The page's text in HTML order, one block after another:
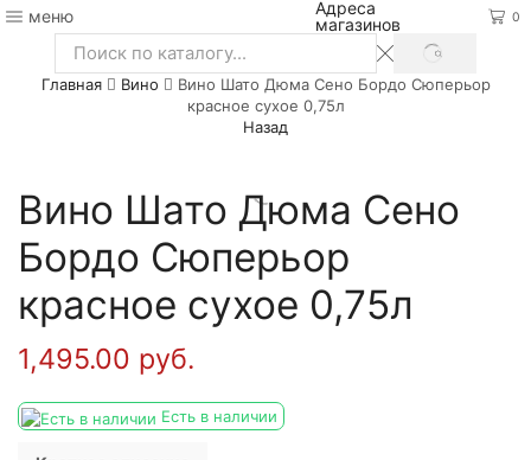
меню
Адреса
магазинов
0
Search
input
SEARCH
Главная Вино
Вино Шато Дюма Сено Бордо Сюперьор
красное сухое 0,75л
Назад
Вино Шато Дюма Сено
Бордо Сюперьор
красное сухое 0,75л
1,495.00 руб.
Есть в наличии